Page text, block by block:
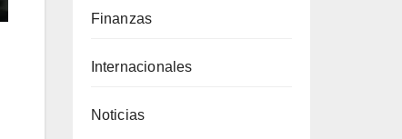
Finanzas
Internacionales
Noticias